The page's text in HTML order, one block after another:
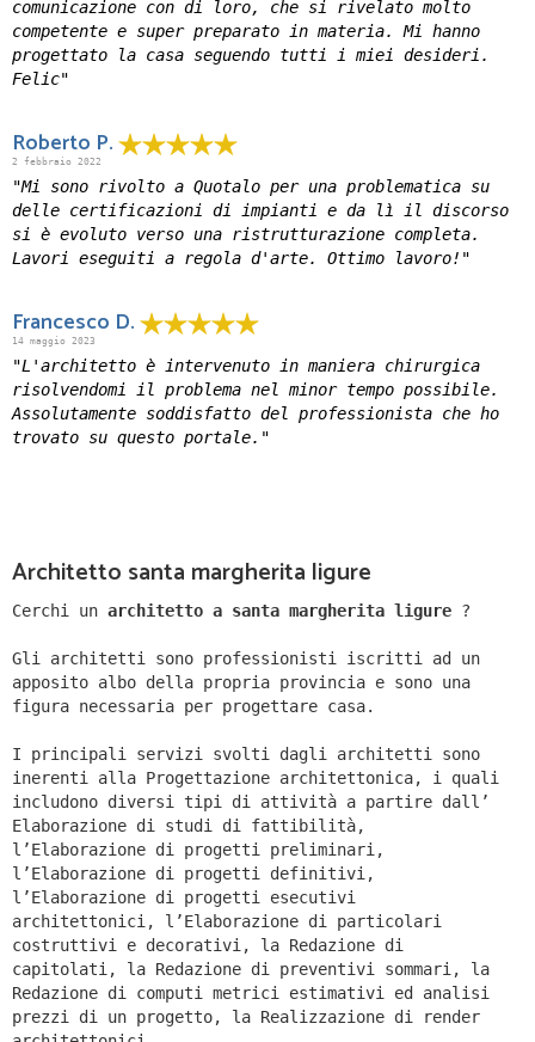
comunicazione con di loro, che si rivelato molto
competente e super preparato in materia. Mi hanno
progettato la casa seguendo tutti i miei desideri.
Felic"
Roberto P.
2 febbraio 2022
"Mi sono rivolto a Quotalo per una problematica su
delle certificazioni di impianti e da lì il discorso
si è evoluto verso una ristrutturazione completa.
Lavori eseguiti a regola d'arte. Ottimo lavoro!"
Francesco D.
14 maggio 2023
"L'architetto è intervenuto in maniera chirurgica
risolvendomi il problema nel minor tempo possibile.
Assolutamente soddisfatto del professionista che ho
trovato su questo portale."
Architetto santa margherita ligure
Cerchi un architetto a santa margherita ligure ?
Gli architetti sono professionisti iscritti ad un
apposito albo della propria provincia e sono una
figura necessaria per progettare casa.
I principali servizi svolti dagli architetti sono
inerenti alla Progettazione architettonica, i quali
includono diversi tipi di attività a partire dall’
Elaborazione di studi di fattibilità,
l’Elaborazione di progetti preliminari,
l’Elaborazione di progetti definitivi,
l’Elaborazione di progetti esecutivi
architettonici, l’Elaborazione di particolari
costruttivi e decorativi, la Redazione di
capitolati, la Redazione di preventivi sommari, la
Redazione di computi metrici estimativi ed analisi
prezzi di un progetto, la Realizzazione di render